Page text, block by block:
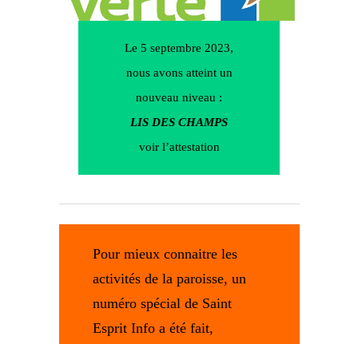
Le 5 septembre 2023,
nous avons atteint un
nouveau niveau :
LIS DES CHAMPS
voir l’attestation
Pour mieux connaitre les
activités de la paroisse, un
numéro spécial de Saint
Esprit Info a été fait,